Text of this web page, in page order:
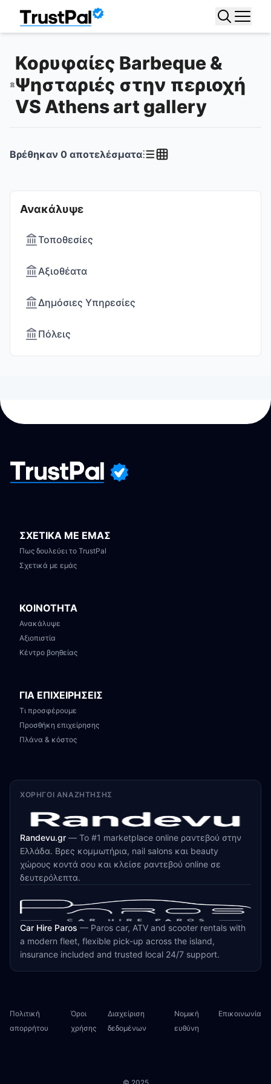
Κορυφαίες Barbeque &
Ψησταριές στην περιοχή
VS Athens art gallery
Ανακάλυψε
Τοποθεσίες
Αξιοθέατα
Δημόσιες Υπηρεσίες
Πόλεις
Βρέθηκαν 0 αποτελέσματα
ΣΧΕΤΙΚΑ ΜΕ ΕΜΑΣ
Πως δουλεύει το TrustPal
Σχετικά με εμάς
ΚΟΙΝΟΤΗΤΑ
Ανακάλυψε
Αξιοπιστία
Κέντρο βοηθείας
ΓΙΑ ΕΠΙΧΕΙΡΗΣΕΙΣ
Τι προσφέρουμε
Προσθήκη επιχείρησης
Πλάνα & κόστος
ΧΟΡΗΓΟΊ ΑΝΑΖΉΤΗΣΗΣ
Randevu.gr — Το #1 marketplace online ραντεβού στην
Ελλάδα. Βρες κομμωτήρια, nail salons και beauty
χώρους κοντά σου και κλείσε ραντεβού online σε
δευτερόλεπτα.
Car Hire Paros — Paros car, ATV and scooter rentals with
a modern fleet, flexible pick-up across the island,
insurance included and trusted local 24/7 support.
Πολιτική
απορρήτου
Όροι
χρήσης
Διαχείριση
δεδομένων
Νομική
ευθύνη
Επικοινωνία